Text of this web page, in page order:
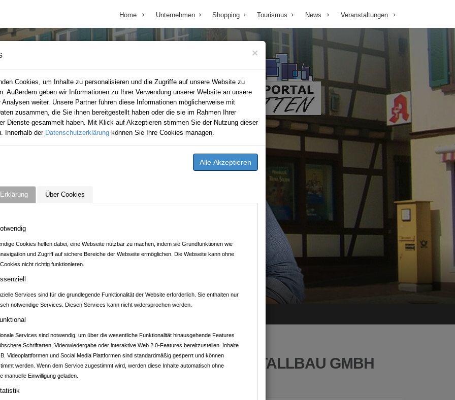
×
Cookies, um Inhalte zu personalisieren und die Zugriffe auf unsere Website zu
Außerdem geben wir Informationen zu Ihrer Verwendung unserer Website an unsere
Analysen weiter. Unsere Partner führen diese Informationen möglicherweise mit
zusammen, die Sie ihnen bereitgestellt haben oder die sie im Rahmen Ihrer
Dienste gesammelt haben. Mit Klick auf Akzeptieren stimmen Sie der Nutzung dieser
Innerhalb der Datenschutzerklärung können Sie Ihre Cookies managen.
Über Cookies
Cookies helfen dabei, eine Webseite nutzbar zu machen, indem sie Grundfunktionen wie
und Zugriff auf sichere Bereiche der Webseite ermöglichen. Die Webseite kann ohne
nicht richtig funktionieren.
Services sind für die grundlegende Funktionalität der Website erforderlich. Sie enthalten nur
notwendige Services. Diesen Services kann nicht widersprochen werden.
Services sind notwendig, um über die wesentliche Funktionalität hinausgehende Features
Schriftarten, Videowiedergabe oder interaktive Web 2.0-Features bereitzustellen. Inhalte
Videoplattformen und Social Media Plattformen sind standardmäßig gesperrt und können
werden. Wenn dem Service zugestimmt wird, werden diese Inhalte automatisch ohne
manuelle Einwilligung geladen.
Home Unternehmen Shopping Tourismus News Veranstaltungen
BRETTEN
GmbH
BAUMGÄRTNER & SCHULZ METALLBAU GMBH
Machen Sie Karriere!